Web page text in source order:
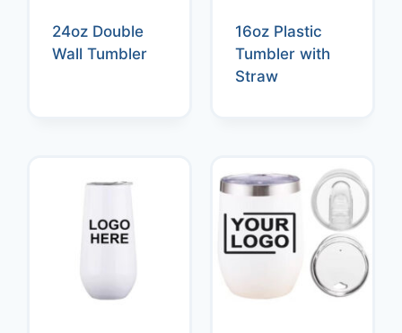
24oz Double
Wall Tumbler
16oz Plastic
Tumbler with
Straw